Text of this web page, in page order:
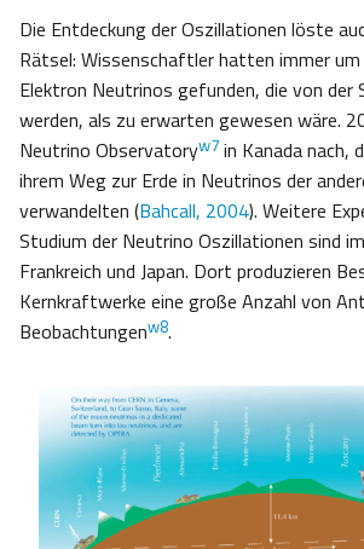
Die Entdeckung der Oszillationen löste
Rätsel: Wissenschaftler hatten immer
Elektron Neutrinos gefunden, die von
werden, als zu erwarten gewesen wäre.
Neutrino Observatoryw7 in Kanada nach,
ihrem Weg zur Erde in Neutrinos der
verwandelten (Bahcall, 2004). Weitere
Studium der Neutrino Oszillationen sind
Frankreich und Japan. Dort produzieren
Kernkraftwerke eine große Anzahl von
Beobachtungenw8.